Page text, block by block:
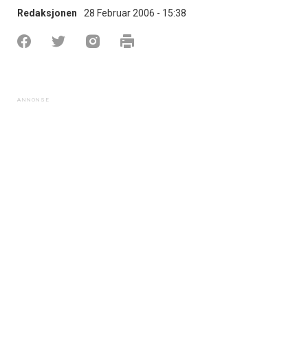
Redaksjonen 28 Februar 2006 - 15:38